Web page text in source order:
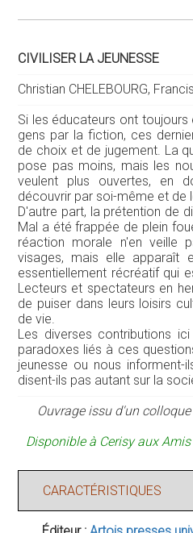
CIVILISER LA JEUNESSE
Christian CHELEBOURG,
Si les éducateurs ont toujours
gens par la fiction, ces
de choix et de jugement. La
pose pas moins, mais les
veulent plus ouvertes, en
découvrir par soi-même et de
D'autre part, la prétention de
Mal a été frappée de plein
réaction morale n'en veille
visages, mais elle apparaît
essentiellement récréatif qui
Lecteurs et spectateurs en
de puiser dans leurs loisirs
de vie.
Les diverses contributions
paradoxes liés à ces
jeunesse ou nous informent-
disent-ils pas autant sur la
Ouvrage issu d'un
Disponible à Cerisy aux
CARACTÉRISTIQUES